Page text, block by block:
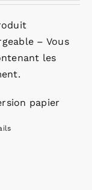
– Vous
les
papier